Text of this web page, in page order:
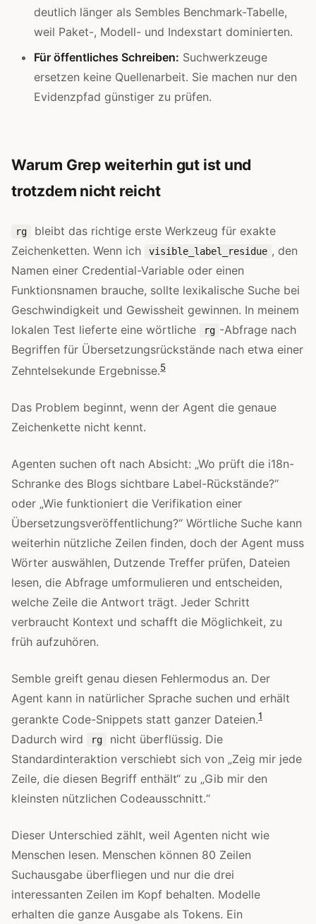
deutlich länger als Sembles Benchmark-Tabelle,
weil Paket-, Modell- und Indexstart dominierten.
Für öffentliches Schreiben: Suchwerkzeuge
ersetzen keine Quellenarbeit. Sie machen nur den
Evidenzpfad günstiger zu prüfen.
Warum Grep weiterhin gut ist und
trotzdem nicht reicht
rg
bleibt das richtige erste Werkzeug für exakte
Zeichenketten. Wenn ich
visible_label_residue , den
Namen einer Credential-Variable oder einen
Funktionsnamen brauche, sollte lexikalische Suche bei
Geschwindigkeit und Gewissheit gewinnen. In meinem
lokalen Test lieferte eine wörtliche
rg -Abfrage nach
Begriffen für Übersetzungsrückstände nach etwa einer
Zehntelsekunde Ergebnisse.5
Das Problem beginnt, wenn der Agent die genaue
Zeichenkette nicht kennt.
Agenten suchen oft nach Absicht: „Wo prüft die i18n-
Schranke des Blogs sichtbare Label-Rückstände?“
oder „Wie funktioniert die Verifikation einer
Übersetzungsveröffentlichung?“ Wörtliche Suche kann
weiterhin nützliche Zeilen finden, doch der Agent muss
Wörter auswählen, Dutzende Treffer prüfen, Dateien
lesen, die Abfrage umformulieren und entscheiden,
welche Zeile die Antwort trägt. Jeder Schritt
verbraucht Kontext und schafft die Möglichkeit, zu
früh aufzuhören.
Semble greift genau diesen Fehlermodus an. Der
Agent kann in natürlicher Sprache suchen und erhält
gerankte Code-Snippets statt ganzer Dateien.1
Dadurch wird rg
nicht überflüssig. Die
Standardinteraktion verschiebt sich von „Zeig mir jede
Zeile, die diesen Begriff enthält“ zu „Gib mir den
kleinsten nützlichen Codeausschnitt.“
Dieser Unterschied zählt, weil Agenten nicht wie
Menschen lesen. Menschen können 80 Zeilen
Suchausgabe überfliegen und nur die drei
interessanten Zeilen im Kopf behalten. Modelle
erhalten die ganze Ausgabe als Tokens. Ein